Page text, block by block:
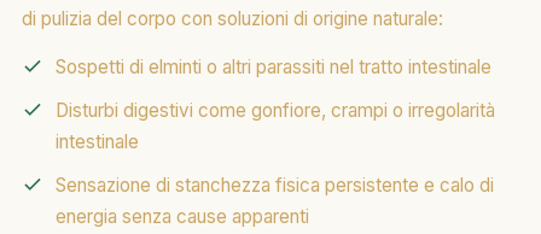
di pulizia del corpo con soluzioni di origine naturale:
Sospetti di elminti o altri parassiti nel tratto intestinale
Disturbi digestivi come gonfiore, crampi o irregolarità
intestinale
Sensazione di stanchezza fisica persistente e calo di
energia senza cause apparenti